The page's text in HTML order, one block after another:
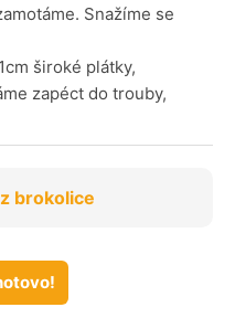
Snažíme se
široké plátky,
zapéct do trouby,
brokolice